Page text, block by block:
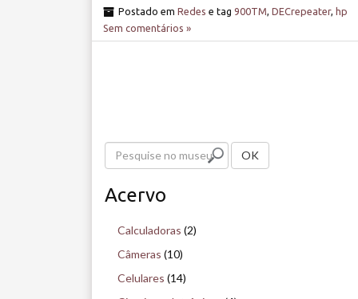
Postado em Redes e tag 900TM DECrepeater, hp
Sem comentários »
s
OK
Acervo
Calculadoras (2)
Câmeras (10)
Celulares (14)